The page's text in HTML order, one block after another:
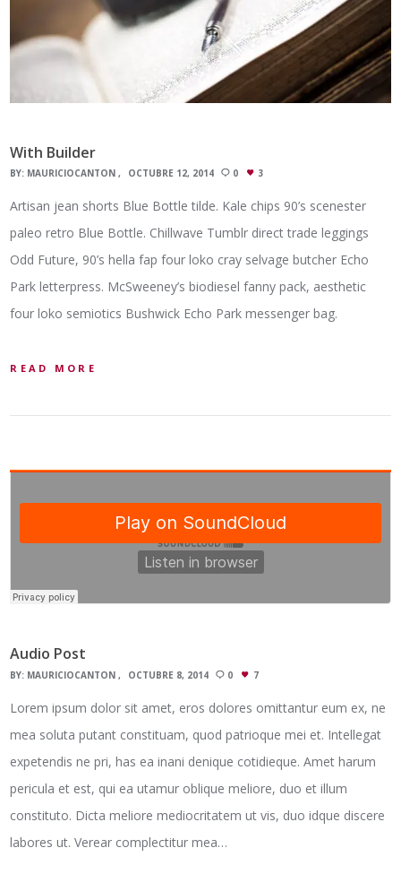
With Builder
BY: MAURICIOCANTON OCTUBRE 12, 2014 0 3
Artisan jean shorts Blue Bottle tilde. Kale chips 90’s scenester
paleo retro Blue Bottle. Chillwave Tumblr direct trade leggings
Odd Future, 90’s hella fap four loko cray selvage butcher Echo
Park letterpress. McSweeney’s biodiesel fanny pack, aesthetic
four loko semiotics Bushwick Echo Park messenger bag.
READ MORE
Audio Post
BY: MAURICIOCANTON OCTUBRE 8, 2014 0 7
Lorem ipsum dolor sit amet, eros dolores omittantur eum ex, ne
mea soluta putant constituam, quod patrioque mei et. Intellegat
expetendis ne pri, has ea inani denique cotidieque. Amet harum
pericula et est, qui ea utamur oblique meliore, duo et illum
constituto. Dicta meliore mediocritatem ut vis, duo idque discere
labores ut. Verear complectitur mea…